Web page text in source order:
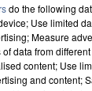
do the following
Use limited
Measure
data from
content; Use
and content;